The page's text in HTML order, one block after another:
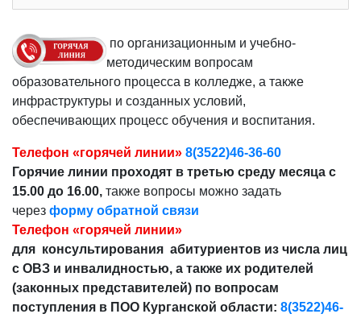
по организационным и учебно-
методическим вопросам
образовательного процесса в колледже, а также
инфраструктуры и созданных условий,
обеспечивающих процесс обучения и воспитания.
Телефон «горячей линии» 8(3522)46-36-60
Горячие линии проходят в третью среду месяца с
15.00 до 16.00, также вопросы можно задать
через форму обратной связи
Телефон «горячей линии»
для консультирования абитуриентов из числа лиц
с ОВЗ и инвалидностью, а также их родителей
(законных представителей) по вопросам
поступления в ПОО Курганской области: 8(3522)46-